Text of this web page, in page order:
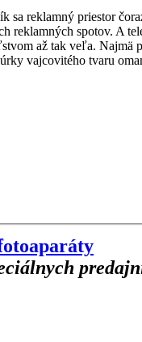
reklamný priestor
reklamných spotov. A
až tak veľa.
vajcovitého tvaru